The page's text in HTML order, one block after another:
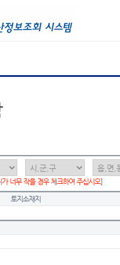
가 너무 작을 경우 체크하여 주십시오]
토지소재지